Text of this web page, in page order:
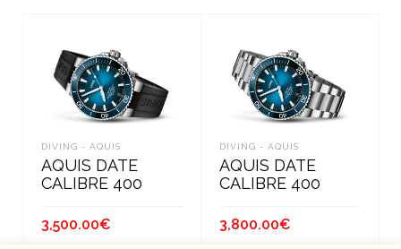
DIVING - AQUIS
AQUIS DATE
CALIBRE 400
3,500.00€
DIVING - AQUIS
AQUIS DATE
CALIBRE 400
3,800.00€